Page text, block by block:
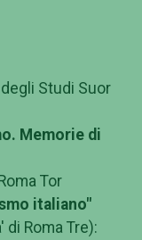
Studi Suor
Memorie di
Tor
italiano"
di Roma Tre):